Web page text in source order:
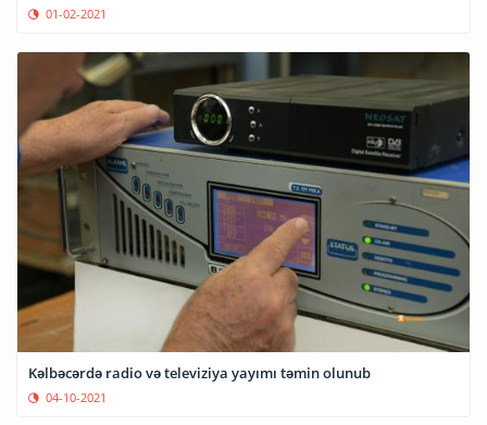
01-02-2021
Kəlbəcərdə radio və televiziya yayımı təmin olunub
04-10-2021